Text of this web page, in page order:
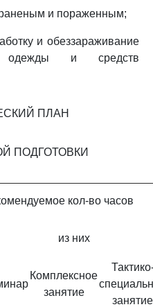
и пораженным;
и обеззараживание
одежды и средств
ПЛАН
ПОДГОТОВКИ
кол-во часов
из них
Комплексное
занятие
занятие